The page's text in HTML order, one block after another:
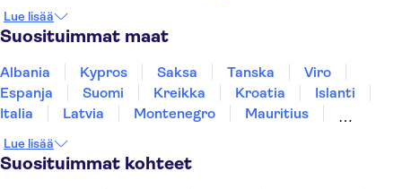
Mainz
Frankfurt am Main
Lue lisää
Suosituimmat maat
Albania Kypros Saksa Tanska
Viro
Espanja
Suomi Kreikka Kroatia
Islanti
Italia
Latvia Montenegro
Mauritius
Thaimaa
Turkki
Lue lisää
Suosituimmat kohteet